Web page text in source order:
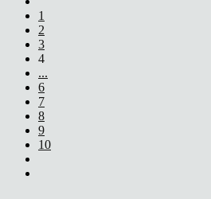
1
2
3
4
...
6
7
8
9
10